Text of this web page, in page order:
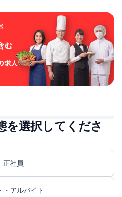
を選択してくださ
正社員
・アルバイト